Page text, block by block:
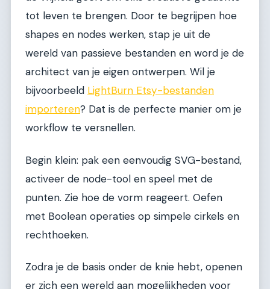
tot leven te brengen. Door te begrijpen hoe
shapes en nodes werken, stap je uit de
wereld van passieve bestanden en word je de
architect van je eigen ontwerpen. Wil je
bijvoorbeeld LightBurn Etsy-bestanden
importeren? Dat is de perfecte manier om je
workflow te versnellen.
Begin klein: pak een eenvoudig SVG-bestand,
activeer de node-tool en speel met de
punten. Zie hoe de vorm reageert. Oefen
met Boolean operaties op simpele cirkels en
rechthoeken.
Zodra je de basis onder de knie hebt, openen
er zich een wereld aan mogelijkheden voor